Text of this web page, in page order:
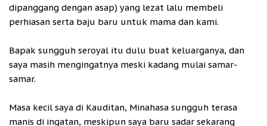
dipanggang dengan asap) yang lezat lalu membeli
perhiasan serta baju baru untuk mama dan kami.
Bapak sungguh seroyal itu dulu buat keluarganya, dan
saya masih mengingatnya meski kadang mulai samar-
samar.
Masa kecil saya di Kauditan, Minahasa sungguh terasa
manis di ingatan, meskipun saya baru sadar sekarang